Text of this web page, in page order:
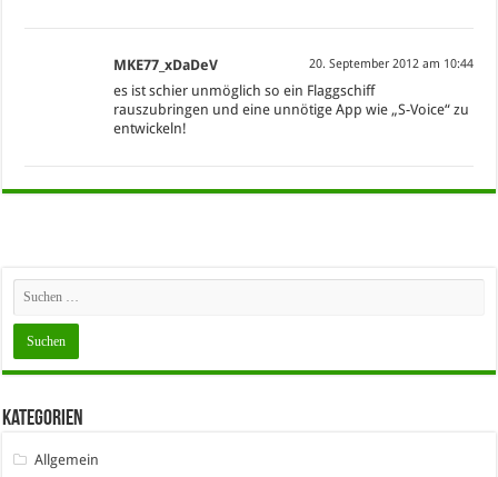
MKE77_xDaDeV 20. September 2012 am 10:44
es ist schier unmöglich so ein Flaggschiff
rauszubringen und eine unnötige App wie „S-Voice“ zu
entwickeln!
Kategorien
Allgemein